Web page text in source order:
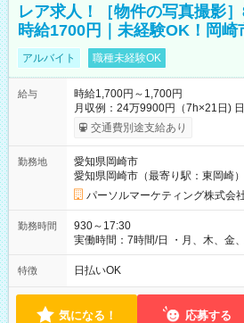
レア求人！［物件の写真撮影
時給1700円｜未経験OK！岡
アルバイト 職種未経験OK
給与
時給1,700円～1,700円
月収例：24万9900円（7h×21日) 日払い、週払いOK（規定有
り） 【試用期間】試用期間なし
交通費別途支給あり
勤務地
愛知県岡崎市
愛知県岡崎市（最寄り駅：東岡崎）
パーソルマーケティング株式会
勤務時間
930～17:30
実働時間：7時間/日 ・月、木、金
は固定休です／夏季、年末年始等
フト！ 残業ほぼナシ（0～5h/月）
特徴 日払いOK
気になる！ 応募する